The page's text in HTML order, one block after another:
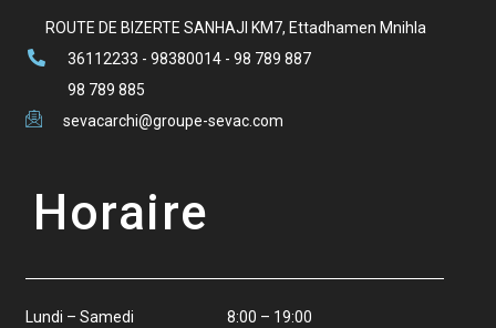
ROUTE DE BIZERTE SANHAJI KM7, Ettadhamen Mnihla
36112233 - 98380014 - 98 789 887
98 789 885
sevacarchi@groupe-sevac.com
Horaire
Lundi – Samedi 8:00 – 19:00